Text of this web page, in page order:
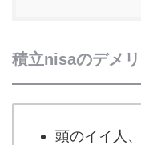
積立nisaのデメ
頭のイイ人